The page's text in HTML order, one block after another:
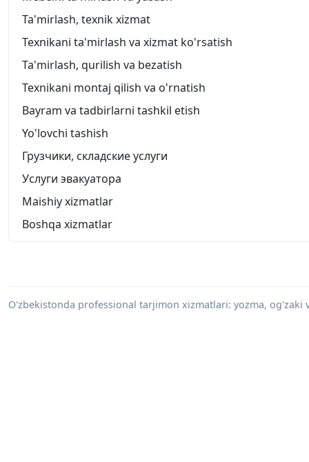
Ta'mirlash, texnik xizmat
Texnikani ta'mirlash va xizmat ko'rsatish
Ta'mirlash, qurilish va bezatish
Texnikani montaj qilish va o'rnatish
Bayram va tadbirlarni tashkil etish
Yo'lovchi tashish
Грузчики, складские услуги
Услуги эвакуатора
Maishiy xizmatlar
Boshqa xizmatlar
O'zbekistonda professional tarjimon xizmatlari: yozma, og'zaki